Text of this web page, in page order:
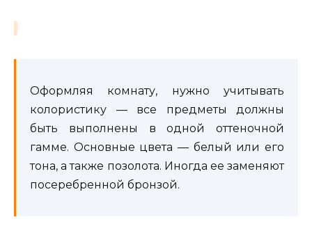
Оформляя комнату, нужно учитывать
колористику — все предметы должны
быть выполнены в одной оттеночной
гамме. Основные цвета — белый или его
тона, а также позолота. Иногда ее заменяют
посеребренной бронзой.